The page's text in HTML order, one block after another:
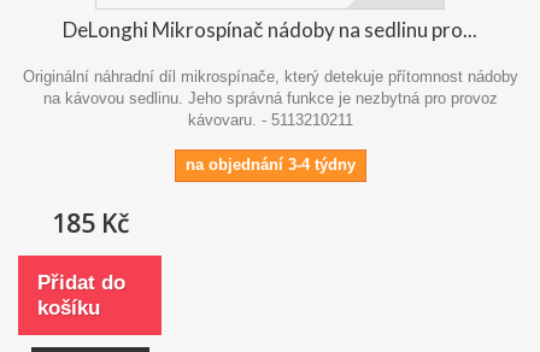
DeLonghi Mikrospínač nádoby na sedlinu pro...
Originální náhradní díl mikrospínače, který detekuje přítomnost nádoby
na kávovou sedlinu. Jeho správná funkce je nezbytná pro provoz
kávovaru. - 5113210211
na objednání 3-4 týdny
185 Kč
Přidat do
košíku